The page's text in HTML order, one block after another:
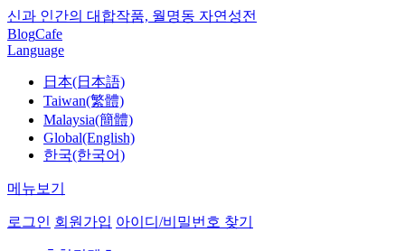
신과 인간의 대합작품, 월명동 자연성전
BlogCafe
Language
日本(日本語)
Taiwan(繁體)
Malaysia(簡體)
Global(English)
한국(한국어)
메뉴보기
로그인 회원가입 아이디/비밀번호 찾기